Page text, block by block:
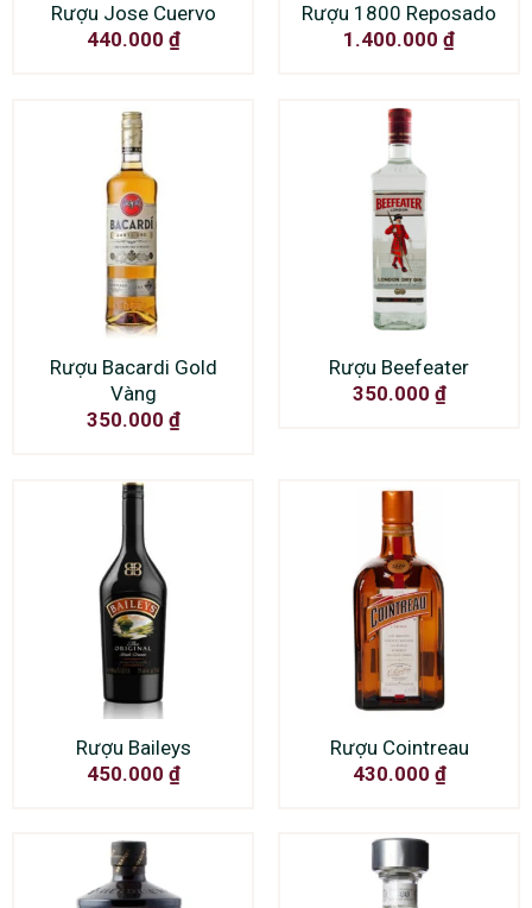
Rượu Jose Cuervo
440.000 ₫
Rượu 1800 Reposado
1.400.000 ₫
Rượu Bacardi Gold
Vàng
350.000 ₫
Rượu Beefeater
350.000 ₫
Rượu Baileys
450.000 ₫
Rượu Cointreau
430.000 ₫